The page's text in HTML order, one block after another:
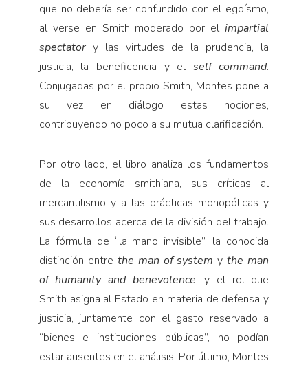
que no debería ser confundido con el egoísmo,
al verse en Smith moderado por elimpartial
spectator y las virtudes de la prudencia, la
justicia, la beneficencia y el self command.
Conjugadas por el propio Smith, Montes pone a
su vez en diálogo estas nociones,
contribuyendo no poco a su mutua clarificación.
Por otro lado, el libro analiza los fundamentos
de la economía smithiana, sus críticas al
mercantilismo y a las prácticas monopólicas y
sus desarrollos acerca de la división del trabajo.
La fórmula de “la mano invisible”, la conocida
distinción entre the man of systemythe man
of humanity and benevolence, y el rol que
Smith asigna al Estado en materia de defensa y
justicia, juntamente con el gasto reservado a
“bienes e instituciones públicas”, no podían
estar ausentes en el análisis. Por último, Montes